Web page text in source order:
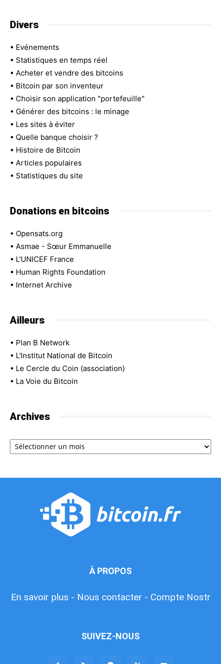
Divers
• Evénements
• Statistiques en temps réel
• Acheter et vendre des bitcoins
• Bitcoin par son inventeur
• Choisir son application "portefeuille"
• Générer des bitcoins : le minage
• Les sites à éviter
• Quelle banque choisir ?
• Histoire de Bitcoin
• Articles populaires
• Statistiques du site
Donations en bitcoins
• Opensats.org
• Asmae - Sœur Emmanuelle
• L'UNICEF France
• Human Rights Foundation
• Internet Archive
Ailleurs
• Plan B Network
• L'Institut National de Bitcoin
• Le Cercle du Coin (association)
• La Voie du Bitcoin
Archives
Archives
À PROPOS
En savoir plus - Nous contacter - Compte Nostr
SUIVEZ-NOUS